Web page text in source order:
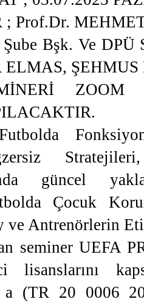
Prof.Dr.
Bşk. Ve
ELMAS,
ZOOM
güncel
Çocuk
ve Antrenörlerin
seminer UEFA
(TR 20 0006